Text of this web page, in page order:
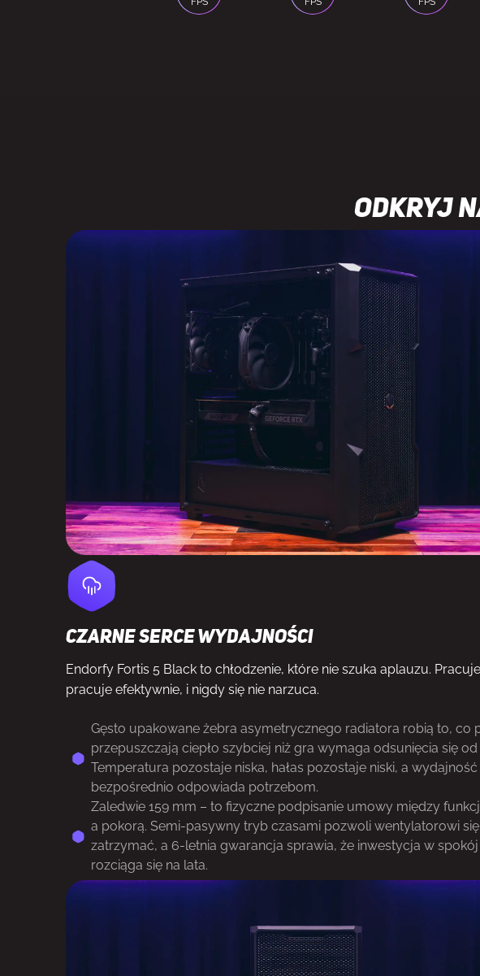
Odkryj
Czarne serce wydajności
Endorfy Fortis 5 Black to chłodzenie, które nie szuka aplauzu.
pracuje efektywnie, i nigdy się nie narzuca.
Gęsto upakowane żebra asymetrycznego radiatora robią to, co
przepuszczają ciepło szybciej niż gra wymaga odsunięcia się od
Temperatura pozostaje niska, hałas pozostaje niski, a wydajność
bezpośrednio odpowiada potrzebom.
Zaledwie 159 mm – to fizyczne podpisanie umowy między
a pokorą. Semi-pasywny tryb czasami pozwoli wentylatorowi się
zatrzymać, a 6-letnia gwarancja sprawia, że inwestycja w
rozciąga się na lata.